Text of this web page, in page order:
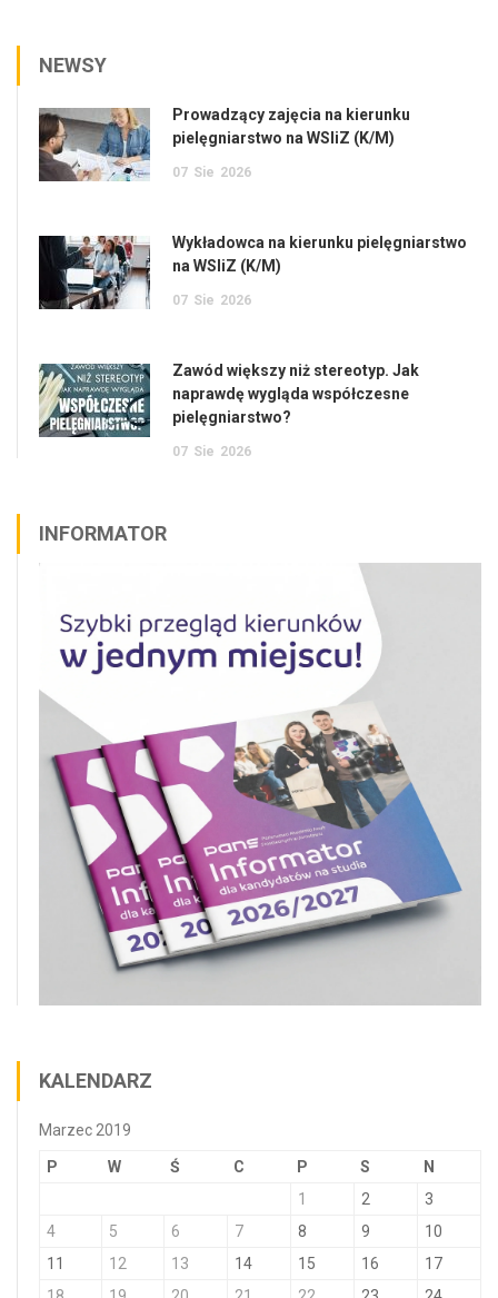
NEWSY
Prowadzący zajęcia na kierunku
pielęgniarstwo na WSIiZ (K/M)
07 Sie 2026
Wykładowca na kierunku pielęgniarstwo
na WSIiZ (K/M)
07 Sie 2026
Zawód większy niż stereotyp. Jak
naprawdę wygląda współczesne
pielęgniarstwo?
07 Sie 2026
INFORMATOR
KALENDARZ
Marzec 2019
P W Ś C P S
N
1
2
3
4
5 6 7 8 9
10
11
12 13 14 15 16
17